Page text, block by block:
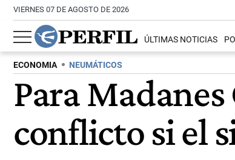
VIERNES 07 DE AGOSTO DE 2026
ÚLTIMAS NOTICIAS
ECONOMIA NEUMÁTICOS
Para
conflicto si el